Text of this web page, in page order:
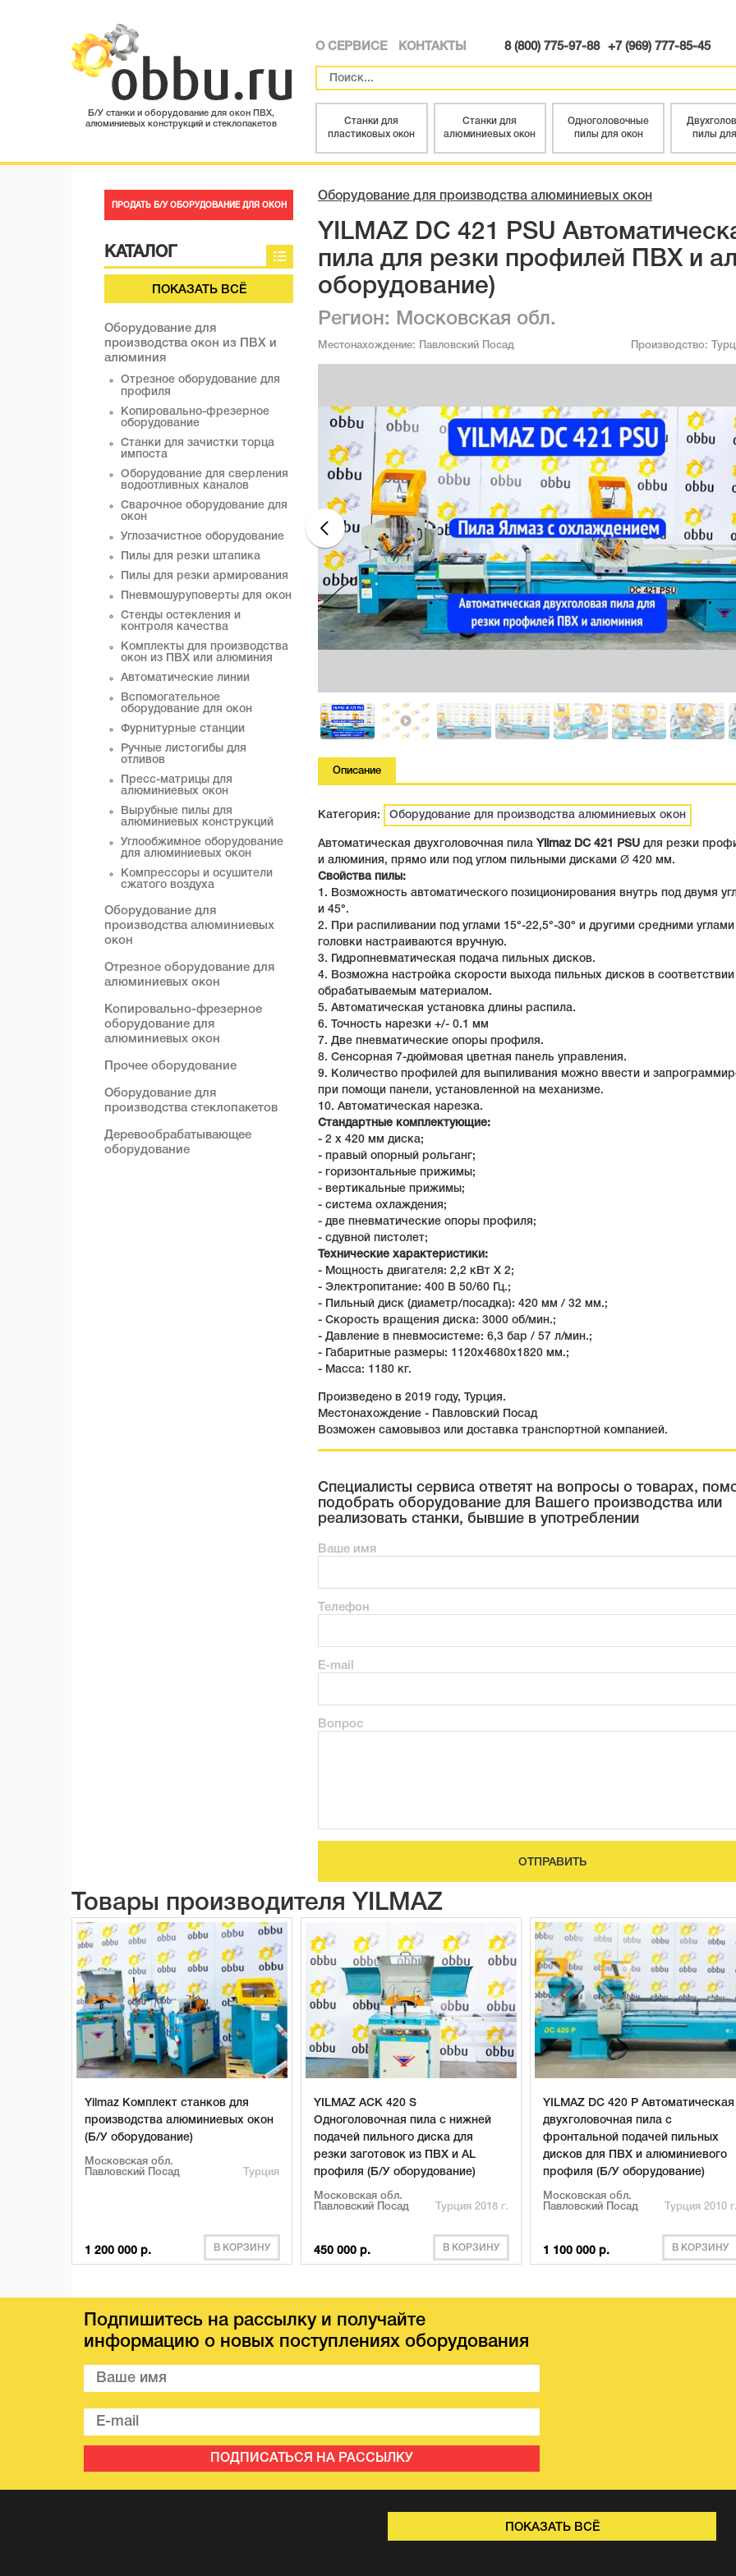
Б/У станки и оборудование для окон ПВХ,
алюминиевых конструкций и стеклопакетов
О СЕРВИСЕ КОНТАКТЫ 8 (800) 775-97-88 +7 (969) 777-85-45
Станки для
пластиковых окон
Станки для
алюминиевых окон
Одноголовочные
пилы для окон
пилы
ПРОДАТЬ Б/У ОБОРУДОВАНИЕ ДЛЯ ОКОН
КАТАЛОГ
ПОКАЗАТЬ ВСЁ
Оборудование для
производства окон из ПВХ и
алюминия
Отрезное оборудование для
профиля
Копировально-фрезерное
оборудование
Станки для зачистки торца
импоста
Оборудование для сверления
водоотливных каналов
Сварочное оборудование для
окон
Углозачистное оборудование
Пилы для резки штапика
Пилы для резки армирования
Пневмошуруповерты для окон
Стенды остекления и
контроля качества
Комплекты для производства
окон из ПВХ или алюминия
Автоматические линии
Вспомогательное
оборудование для окон
Фурнитурные станции
Ручные листогибы для
отливов
Пресс-матрицы для
алюминиевых окон
Вырубные пилы для
алюминиевых конструкций
Углообжимное оборудование
для алюминиевых окон
Компрессоры и осушители
сжатого воздуха
Оборудование для
производства алюминиевых
окон
Отрезное оборудование для
алюминиевых окон
Копировально-фрезерное
оборудование для
алюминиевых окон
Прочее оборудование
Оборудование для
производства стеклопакетов
Деревообрабатывающее
оборудование
Оборудование для производства алюминиевых окон
YILMAZ DC 421 PSU
пила для резки профилей ПВХ и
оборудование)
Регион: Московская обл.
Местонахождение: Павловский Посад Производство:
Описание
Категория: Оборудование для производства алюминиевых окон
Автоматическая двухголовочная пила Yilmaz DC 421 PSU для резки
и алюминия, прямо или под углом пильными дисками Ø 420 мм.
Свойства пилы:
1. Возможность автоматического позиционирования внутрь под двумя
и 45°.
2. При распиливании под углами 15°-22,5°-30° и другими средними
головки настраиваются вручную.
3. Гидропневматическая подача пильных дисков.
4. Возможна настройка скорости выхода пильных дисков в соответствии
обрабатываемым материалом.
5. Автоматическая установка длины распила.
6. Точность нарезки +/- 0.1 мм
7. Две пневматические опоры профиля.
8. Сенсорная 7-дюймовая цветная панель управления.
9. Количество профилей для выпиливания можно ввести и
при помощи панели, установленной на механизме.
10. Автоматическая нарезка.
Стандартные комплектующие:
- 2 х 420 мм диска;
- правый опорный рольганг;
- горизонтальные прижимы;
- вертикальные прижимы;
- система охлаждения;
- две пневматические опоры профиля;
- сдувной пистолет;
Технические характеристики:
- Мощность двигателя: 2,2 кВт Х 2;
- Электропитание: 400 В 50/60 Гц.;
- Пильный диск (диаметр/посадка): 420 мм / 32 мм.;
- Скорость вращения диска: 3000 об/мин.;
- Давление в пневмосистеме: 6,3 бар / 57 л/мин.;
- Габаритные размеры: 1120х4680х1820 мм.;
- Масса: 1180 кг.
Произведено в 2019 году, Турция.
Местонахождение - Павловский Посад
Возможен самовывоз или доставка транспортной компанией.
Специалисты сервиса ответят на вопросы о товарах,
подобрать оборудование для Вашего производства или
реализовать станки, бывшие в употреблении
Ваше имя
Телефон
E-mail
Вопрос
ОТПРАВИТЬ
Товары производителя YILMAZ
Yilmaz Комплект станков для
производства алюминиевых окон
(Б/У оборудование)
Московская обл.
Павловский Посад
Турция
1 200 000 р. В КОРЗИНУ
YILMAZ ACK 420 S
Одноголовочная пила с нижней
подачей пильного диска для
резки заготовок из ПВХ и AL
профиля (Б/У оборудование)
Московская обл.
Павловский Посад
Турция 2018 г.
450 000 р. В КОРЗИНУ
YILMAZ DC 420 P Автоматическая
двухголовочная пила с
фронтальной подачей пильных
дисков для ПВХ и алюминиевого
профиля (Б/У оборудование)
Московская обл.
Павловский Посад
Турция 2010
1 100 000 р. В КОРЗИНУ
Подпишитесь на рассылку и получайте
информацию о новых поступлениях оборудования
ПОДПИСАТЬСЯ НА РАССЫЛКУ
ПОКАЗАТЬ ВСЁ